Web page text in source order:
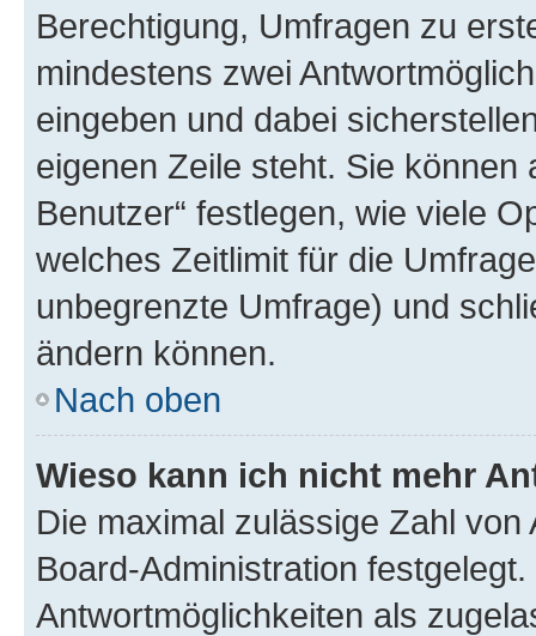
Berechtigung, Umfragen zu
mindestens zwei
eingeben und dabei
eigenen Zeile steht. Sie können
Benutzer“ festlegen, wie viele
welches Zeitlimit für die
unbegrenzte Umfrage) und
ändern können.
Nach oben
Wieso kann ich nicht mehr
Die maximal zulässige Zahl
Board-Administration
Antwortmöglichkeiten als